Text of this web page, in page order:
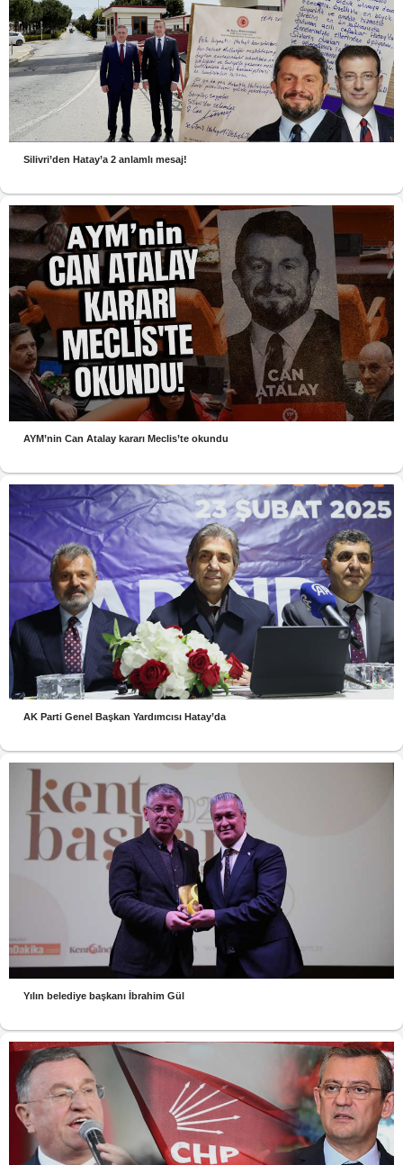
Silivri’den Hatay’a 2 anlamlı mesaj!
AYM’nin Can Atalay kararı Meclis’te okundu
AK Parti Genel Başkan Yardımcısı Hatay’da
Yılın belediye başkanı İbrahim Gül